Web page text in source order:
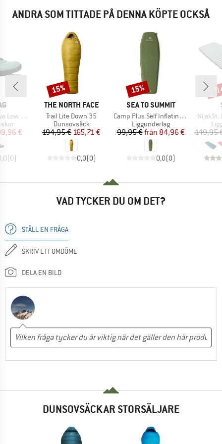
ANDRA SOM TITTADE PÅ DENNA KÖPTE OCKSÅ
GTX
pris
€
(0)
VARUMÄRKE
THE NORTH FACE
Produkter
Trail Lite Down 35
Produktgrupp
Dunsovsäck
Pris
194,95 €Reducerat pris
165,71 €
0,0(0)
Rabatt
15%
VARUMÄRKE
SEA TO SUMMIT
Produkter
Camp Plus Self Inflating Mat
Produktgrupp
Liggunderlag
Pris
99,95 € Reducerat pris
från 84,96 €
0,0(0)
Rabatt
15%
NijakSt.
149,95
VAD TYCKER DU OM DET?
STÄLL EN FRÅGA
SKRIV ETT OMDÖME
DELA EN BILD
DUNSOVSÄCKAR STORSÄLJARE